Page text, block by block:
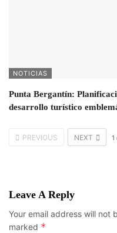
NOTICIAS
Punta Bergantín:
desarrollo turístico
PREVIOUS NEXT 1
Leave A Reply
Your email address will not
marked *